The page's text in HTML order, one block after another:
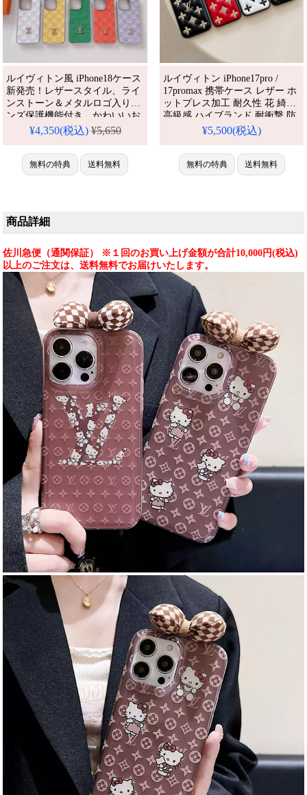
ルイヴィトン風 iPhone18ケース
新発売！レザースタイル、ライ
ンストーン＆メタルロゴ入りレ
ンズ保護機能付き。かわいいお
しゃれデザイン、
機種対応。芸能人も愛用する人
気ブランド風、耐衝撃＆防水の
多機能仕様。かわいいLV風スタ
スとしても使える優れもの！
（海外販売・新入荷
¥4,350(税込)¥5,650
無料の特典 送料無料
ルイヴィトン iPhone17pro /
17promax 携帯ケース レザー ホ
ットプレス加工 耐久性 花 綺麗
高級感 ハイブランド 耐衝撃 防
水 LV アイフォン16/16プロケー
パーケース ブランド
iPhone15/14スマホケース 韓国
流行り おすすめ iPhone 17 プロ
¥5,500(税込)
無料の特典 送料無料
商品詳細
佐川急便（通関保証） ※１回のお買い上げ金額が合計10,000円(税込)
以上のご注文は、送料無料でお届けいたします。